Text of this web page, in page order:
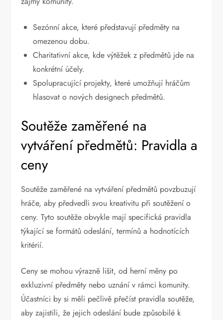
Sezónní akce, které představují předměty na
omezenou dobu.
Charitativní akce, kde výtěžek z předmětů jde na
konkrétní účely.
Spolupracující projekty, které umožňují hráčům
hlasovat o nových designech předmětů.
Soutěže zaměřené na
vytváření předmětů: Pravidla a
ceny
Soutěže zaměřené na vytváření předmětů povzbuzují
hráče, aby předvedli svou kreativitu při soutěžení o
ceny. Tyto soutěže obvykle mají specifická pravidla
týkající se formátů odeslání, termínů a hodnotících
kritérií.
Ceny se mohou výrazně lišit, od herní měny po
exkluzivní předměty nebo uznání v rámci komunity.
Účastníci by si měli pečlivě přečíst pravidla soutěže,
aby zajistili, že jejich odeslání bude způsobilé k